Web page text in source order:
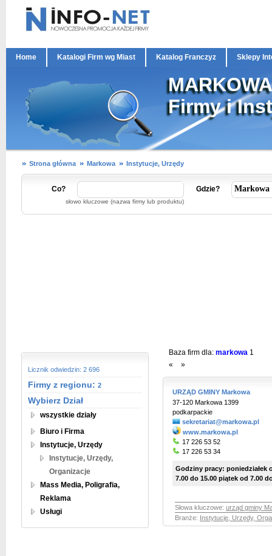
Home Katalogi Firm wg Miast Katalog Franczyz Sklepy
MARKOWA
Firmy i
Strona główna Markowa Instytucje, Urzędy
Co?
słowo kluczowe (nazwa firmy lub produktu)
Gdzie?
Licznik odwiedzin: 2 696
Firmy z regionu: 2
Wybierz Dział
wszystkie działy
Biuro i Firma
Instytucje, Urzędy
Instytucje, Urzędy,
Organizacje
Mass Media, Poligrafia,
Reklama
Usługi
Baza firm dla: markowa 1
«
»
URZĄD GMINY Markowa
37-120 Markowa 1399
podkarpackie
sekretariat@markowa.pl
www.markowa.pl
17 226 53 52
17 226 53 34
Godziny pracy: poniedziałek
7.00 do 15.00 piątek od 7.00
Słowa kluczowe: urząd gminy
Branże: Instytucje, Urzędy,